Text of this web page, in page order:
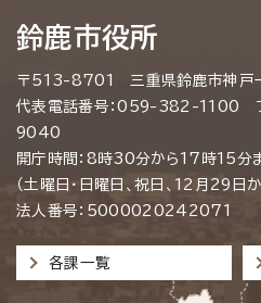
鈴鹿市役所
〒513-8701 三重県鈴鹿市神戸
代表電話番号：059-382-1100
9040
開庁時間：8時30分から17時15分
（土曜日・日曜日、祝日、12月29日
法人番号：5000020242071
各課一覧